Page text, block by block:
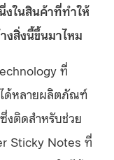
งในสินค้าที่ทำให้
งสิ่งนี้ขึ้นมาไหม
ที่
ได้หลายผลิตภัณฑ์
งติดสำหรับช่วย
Sticky Notes ที่